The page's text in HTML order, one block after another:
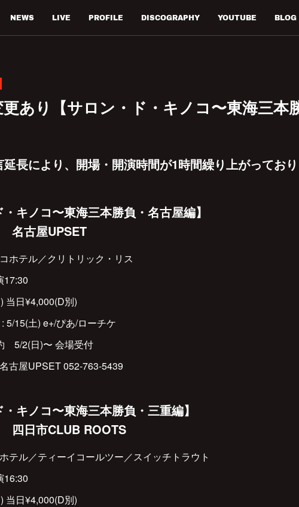
NEWS LIVE PROFILE DISCOGRAPHY YOUTUBE BLOG
あり【サロン・ド・キノコ〜東海三本
長により、開場・開演時間が1時間繰り上がってお
・キノコ〜東海三本勝負・名古屋編】
名古屋UPSET
ホテル／クリトリック・リス
17:30
当日¥4,000(D別)
5/15(土) e+/ぴあ/ローチケ
5/2(日)〜 会場受付
古屋UPSET 052-763-5439
・キノコ〜東海三本勝負・三重編】
日市CLUB ROOTS
テル／ティーイコールツー／スイッチトラウト
16:30
当日¥4,000(D別)